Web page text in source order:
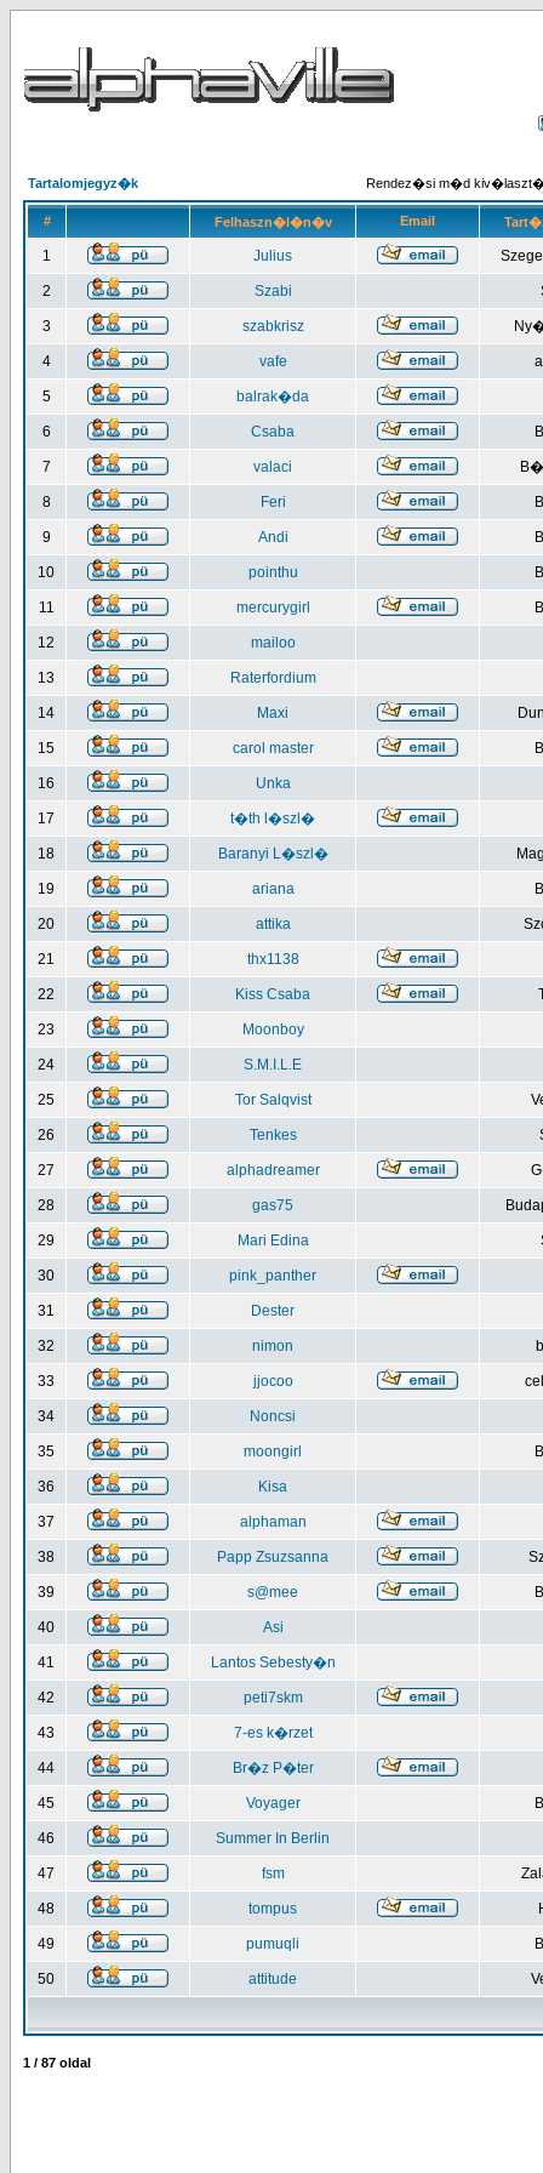
Tartalomjegyz�k Rendez�si m�d
# Felhaszn�l�n�v Email
1 Julius
2 Szabi
3 szabkrisz
4 vafe
5 balrak�da
6 Csaba
7 valaci
8 Feri
9 Andi
10 pointhu
11 mercurygirl
12 mailoo
13 Raterfordium
14 Maxi
15 carol master
16 Unka
17 t�th l�szl�
18 Baranyi L�szl�
19 ariana
20 attika
21 thx1138
22 Kiss Csaba
23 Moonboy
24 S.M.I.L.E
25 Tor Salqvist
26 Tenkes
27 alphadreamer
28 gas75
29 Mari Edina
30 pink_panther
31 Dester
32 nimon
33 jjocoo
34 Noncsi
35 moongirl
36 Kisa
37 alphaman
38 Papp Zsuzsanna
39 s@mee
40 Asi
41 Lantos Sebesty�n
42 peti7skm
43 7-es k�rzet
44 Br�z P�ter
45 Voyager
46 Summer In Berlin
47 fsm
48 tompus
49 pumuqli
50 attitude
1 / 87 oldal